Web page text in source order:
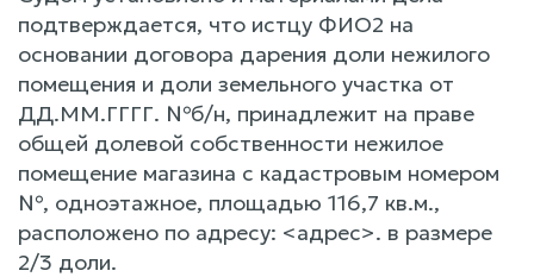
подтверждается, что истцу ФИО2 на
основании договора дарения доли нежилого
помещения и доли земельного участка от
ДД.ММ.ГГГГ. №б/н, принадлежит на праве
общей долевой собственности нежилое
помещение магазина с кадастровым номером
№, одноэтажное, площадью 116,7 кв.м.,
расположено по адресу: <адрес>. в размере
2/3 доли.